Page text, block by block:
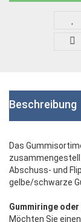
Beschreibung
Das
Abschuss- und
gelbe/schwarze
Gummiringe
Möchten Sie